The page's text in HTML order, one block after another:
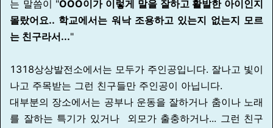
는 말씀이 "OOO이가 이렇게 말을 잘하고 활발한 아이인지
몰랐어요.. 학교에서는 워낙 조용하고 있는지 없는지 모르
는 친구라서..."
1318상상발전소에서는 모두가 주인공입니다. 잘나고 빛이
나고 주목받는 그런 친구들만 주인공이 아닙니다.
대부분의 장소에서는 공부나 운동을 잘하거나 춤이나 노래
를 잘하는 특기가 있거나 외모가 출충하거나... 그런 친구